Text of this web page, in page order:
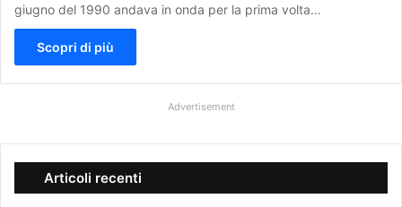
giugno del 1990 andava in onda per la prima volta…
Scopri di più
Advertisement
Articoli recenti